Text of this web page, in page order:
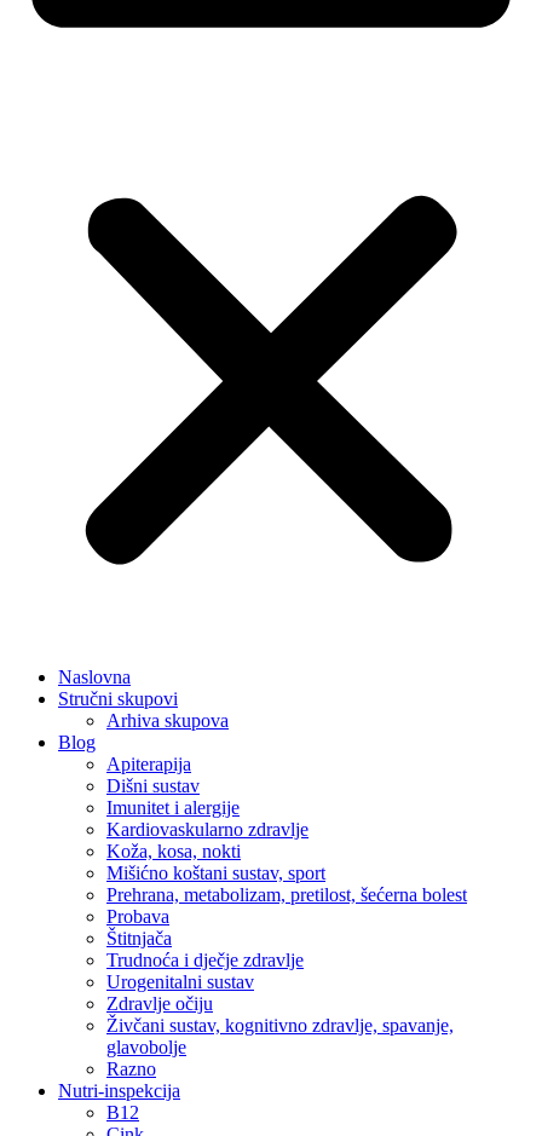
Naslovna
Stručni skupovi
Arhiva skupova
Blog
Apiterapija
Dišni sustav
Imunitet i alergije
Kardiovaskularno zdravlje
Koža, kosa, nokti
Mišićno koštani sustav, sport
Prehrana, metabolizam, pretilost, šećerna bolest
Probava
Štitnjača
Trudnoća i dječje zdravlje
Urogenitalni sustav
Zdravlje očiju
Živčani sustav, kognitivno zdravlje, spavanje,
glavobolje
Razno
Nutri-inspekcija
B12